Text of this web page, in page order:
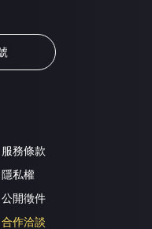
服務條款
隱私權
公開徵件
合作洽談